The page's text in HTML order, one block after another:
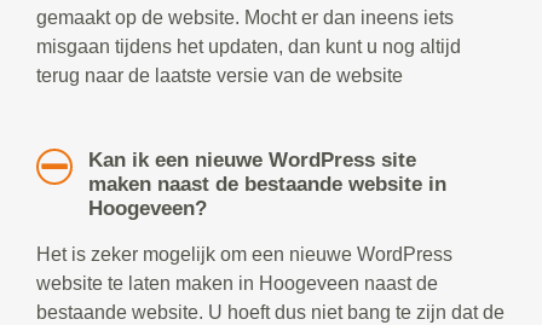
gemaakt op de website. Mocht er dan ineens iets
misgaan tijdens het updaten, dan kunt u nog altijd
terug naar de laatste versie van de website
Kan ik een nieuwe WordPress site
maken naast de bestaande website in
Hoogeveen?
Het is zeker mogelijk om een nieuwe WordPress
website te laten maken in Hoogeveen naast de
bestaande website. U hoeft dus niet bang te zijn dat de